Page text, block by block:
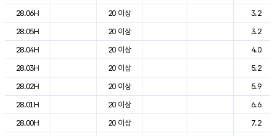
28.06H
20 이상
3.2
28.05H
20 이상
3.2
28.04H
20 이상
4.0
28.03H
20 이상
5.2
28.02H
20 이상
5.9
28.01H
20 이상
6.6
28.00H
20 이상
7.2